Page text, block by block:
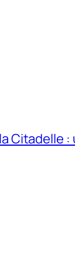
Citadelle